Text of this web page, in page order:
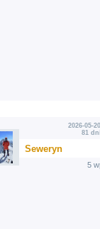
2026-05-
81
Seweryn
5